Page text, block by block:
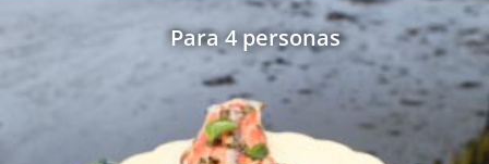
Para 4 personas